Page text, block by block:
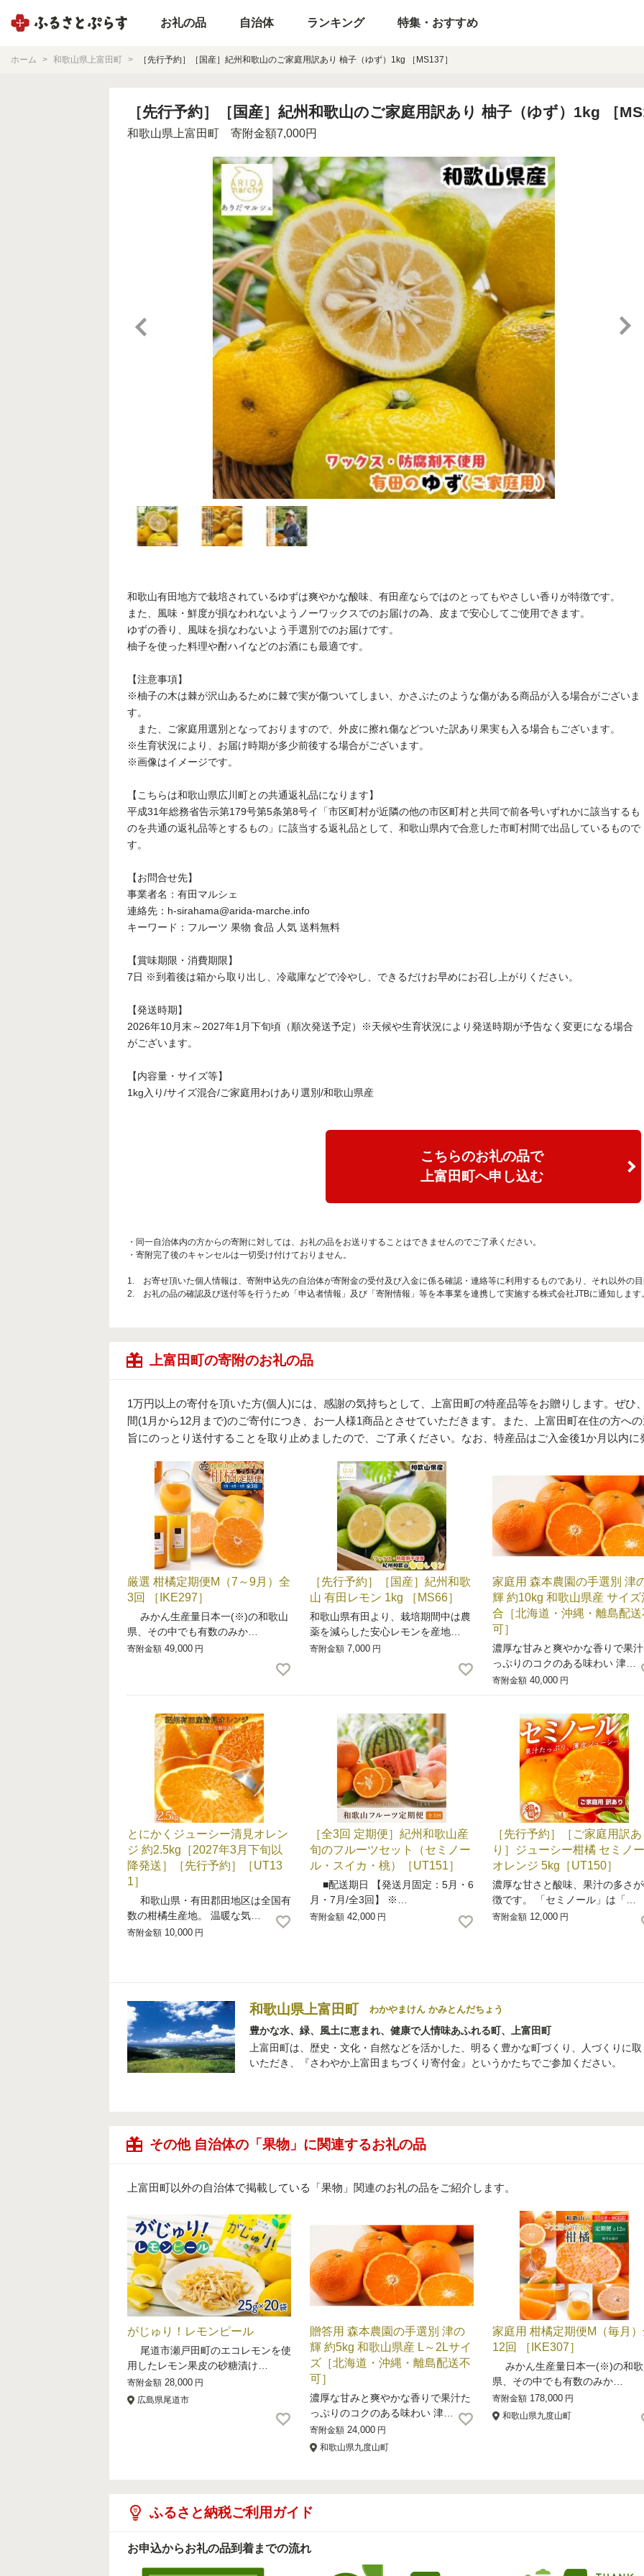
お礼の品 自治体 ランキング 特集・おすすめ
ホーム 和歌山県上富田町 ［先行予約］［国産］紀州和歌山のご家庭用訳あり 柚子（ゆず）1kg ［MS137］
［先行予約］［国産］紀州和歌山のご家庭用訳あり 柚子（ゆず）1kg ［
和歌山県上富田町 寄附金額7,000円
和歌山有田地方で栽培されているゆずは爽やかな酸味、有田産ならではのとってもやさしい香りが特徴です。
また、風味・鮮度が損なわれないようノーワックスでのお届けの為、皮まで安心してご使用できます。
ゆずの香り、風味を損なわないよう手選別でのお届けです。
柚子を使った料理や酎ハイなどのお酒にも最適です。
【注意事項】
※柚子の木は棘が沢山あるために棘で実が傷ついてしまい、かさぶたのような傷がある商品が入る場合がございま
す。
また、ご家庭用選別となっておりますので、外皮に擦れ傷などついた訳あり果実も入る場合もございます。
※生育状況により、お届け時期が多少前後する場合がございます。
※画像はイメージです。
【こちらは和歌山県広川町との共通返礼品になります】
平成31年総務省告示第179号第5条第8号イ「市区町村が近隣の他の市区町村と共同で前各号いずれかに該当するも
のを共通の返礼品等とするもの」に該当する返礼品として、和歌山県内で合意した市町村間で出品しているもので
す。
【お問合せ先】
事業者名：有田マルシェ
連絡先：h-sirahama@arida-marche.info
キーワード：フルーツ 果物 食品 人気 送料無料
【賞味期限・消費期限】
7日 ※到着後は箱から取り出し、冷蔵庫などで冷やし、できるだけお早めにお召し上がりください。
【発送時期】
2026年10月末～2027年1月下旬頃（順次発送予定）※天候や生育状況により発送時期が予告なく変更になる場合
がございます。
【内容量・サイズ等】
1kg入り/サイズ混合/ご家庭用わけあり選別/和歌山県産
こちらのお礼の品で
上富田町へ申し込む
・同一自治体内の方からの寄附に対しては、お礼の品をお送りすることはできませんのでご了承ください。
・寄附完了後のキャンセルは一切受け付けておりません。
1. お寄せ頂いた個人情報は、寄附申込先の自治体が寄附金の受付及び入金に係る確認・連絡等に利用するものであり、それ以外の
2. お礼の品の確認及び送付等を行うため「申込者情報」及び「寄附情報」等を本事業を連携して実施する株式会社JTBに通知します
上富田町の寄附のお礼の品
1万円以上の寄付を頂いた方(個人)には、感謝の気持ちとして、上富田町の特産品等をお贈りします。ぜひ
間(1月から12月まで)のご寄付につき、お一人様1商品とさせていただきます。また、上富田町在住の方へ
旨にのっとり送付することを取り止めましたので、ご了承ください。なお、特産品はご入金後1か月以内
厳選 柑橘定期便M（7～9月）全
3回 ［IKE297］
みかん生産量日本一(※)の和歌山
県、その中でも有数のみか…
寄附金額 49,000 円
［先行予約］［国産］紀州和歌
山 有田レモン 1kg ［MS66］
和歌山県有田より、栽培期間中は農
薬を減らした安心レモンを産地…
寄附金額 7,000 円
家庭用 森本農園の手選別 津
輝 約10kg 和歌山県産 サイズ
合［北海道・沖縄・離島配送
可］
濃厚な甘みと爽やかな香りで果
っぷりのコクのある味わい 津…
寄附金額 40,000 円
とにかくジューシー清見オレン
ジ 約2.5kg［2027年3月下旬以
降発送］［先行予約］［UT13
1］
和歌山県・有田郡田地区は全国有
数の柑橘生産地。 温暖な気…
寄附金額 10,000 円
［全3回 定期便］紀州和歌山産
旬のフルーツセット（セミノー
ル・スイカ・桃）［UT151］
■配送期日 【発送月固定：5月・6
月・7月/全3回】 ※…
寄附金額 42,000 円
［先行予約］［ご家庭用訳あ
り］ジューシー柑橘 セミノ
オレンジ 5kg［UT150］
濃厚な甘さと酸味、果汁の多さ
徴です。 「セミノール」は「…
寄附金額 12,000 円
和歌山県上富田町 わかやまけん かみとんだちょう
豊かな水、緑、風土に恵まれ、健康で人情味あふれる町、上富田町
上富田町は、歴史・文化・自然などを活かした、明るく豊かな町づくり、人づくりに
いただき、『さわやか上富田まちづくり寄付金』というかたちでご参加ください。
その他 自治体の「果物」に関連するお礼の品
上富田町以外の自治体で掲載している「果物」関連のお礼の品をご紹介します。
がじゅり！レモンピール
尾道市瀬戸田町のエコレモンを使
用したレモン果皮の砂糖漬け…
寄附金額 28,000 円
広島県尾道市
贈答用 森本農園の手選別 津の
輝 約5kg 和歌山県産 L～2Lサイ
ズ［北海道・沖縄・離島配送不
可］
濃厚な甘みと爽やかな香りで果汁た
っぷりのコクのある味わい 津…
寄附金額 24,000 円
和歌山県九度山町
家庭用 柑橘定期便M（毎月
12回 ［IKE307］
みかん生産量日本一(※)の和
県、その中でも有数のみか…
寄附金額 178,000 円
和歌山県九度山町
ふるさと納税ご利用ガイド
お申込からお礼の品到着までの流れ